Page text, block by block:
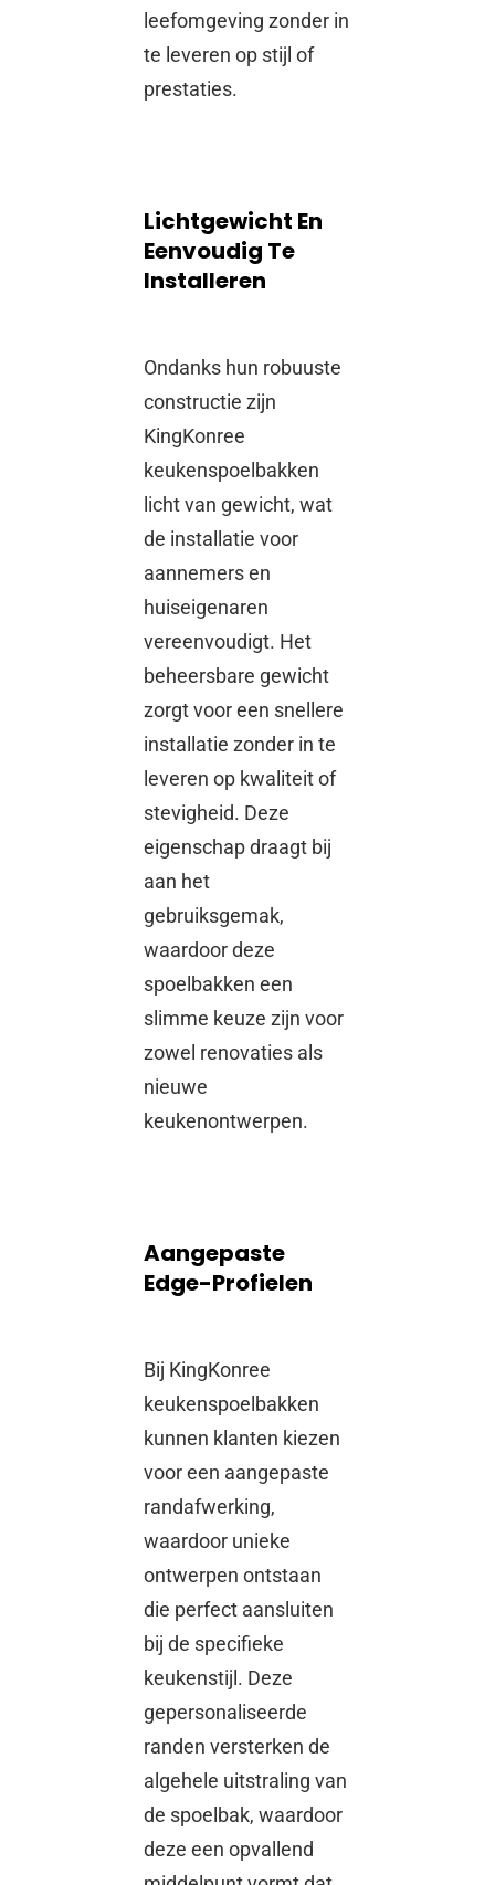
leefomgeving zonder in
te leveren op stijl of
prestaties.
Lichtgewicht En
Eenvoudig Te
Installeren
Ondanks hun robuuste
constructie zijn
KingKonree
keukenspoelbakken
licht van gewicht, wat
de installatie voor
aannemers en
huiseigenaren
vereenvoudigt. Het
beheersbare gewicht
zorgt voor een snellere
installatie zonder in te
leveren op kwaliteit of
stevigheid. Deze
eigenschap draagt ​​bij
aan het
gebruiksgemak,
waardoor deze
spoelbakken een
slimme keuze zijn voor
zowel renovaties als
nieuwe
keukenontwerpen.
Aangepaste
Edge-Profielen
Bij KingKonree
keukenspoelbakken
kunnen klanten kiezen
voor een aangepaste
randafwerking,
waardoor unieke
ontwerpen ontstaan ​​
die perfect aansluiten
bij de specifieke
keukenstijl. Deze
gepersonaliseerde
randen versterken de
algehele uitstraling van
de spoelbak, waardoor
deze een opvallend